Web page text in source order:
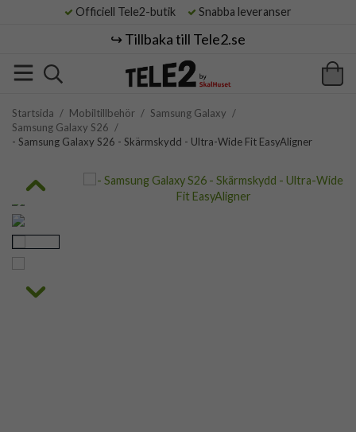
Officiell Tele2-butik Snabba leveranser
↪️ Tillbaka till Tele2.se
Startsida / Mobiltillbehör / Samsung Galaxy /
Samsung Galaxy S26 /
- Samsung Galaxy S26 - Skärmskydd - Ultra-Wide Fit EasyAligner